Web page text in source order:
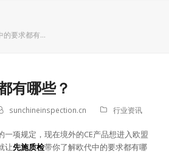
的要求都有…
有哪些？
sunchineinspection.cn 行业资讯
一项规定，现在境外的CE产品想进入欧盟
让先施质检带你了解欧代中的要求都有哪